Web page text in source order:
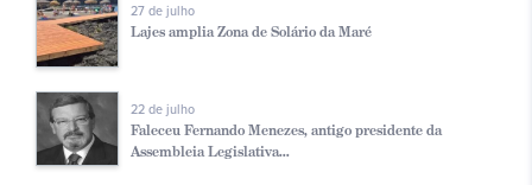
27 de julho
Lajes amplia Zona de Solário da Maré
22 de julho
Faleceu Fernando Menezes, antigo presidente da
Assembleia Legislativa...